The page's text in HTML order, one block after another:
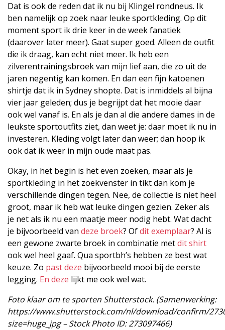
Dat is ook de reden dat ik nu bij Klingel rondneus. Ik
ben namelijk op zoek naar leuke sportkleding. Op dit
moment sport ik drie keer in de week fanatiek
(daarover later meer). Gaat super goed. Alleen de outfit
die ik draag, kan echt niet meer. Ik heb een
zilverentrainingsbroek van mijn lief aan, die zo uit de
jaren negentig kan komen. En dan een fijn katoenen
shirtje dat ik in Sydney shopte. Dat is inmiddels al bijna
vier jaar geleden; dus je begrijpt dat het mooie daar
ook wel vanaf is. En als je dan al die andere dames in de
leukste sportoutfits ziet, dan weet je: daar moet ik nu in
investeren. Kleding volgt later dan weer; dan hoop ik
ook dat ik weer in mijn oude maat pas.
Okay, in het begin is het even zoeken, maar als je
sportkleding in het zoekvenster in tikt dan kom je
verschillende dingen tegen. Nee, de collectie is niet heel
groot, maar ik heb wat leuke dingen gezien. Zeker als
je net als ik nu een maatje meer nodig hebt. Wat dacht
je bijvoorbeeld van deze broek? Ofdit exemplaar? Al is
een gewone zwarte broek in combinatie metdit shirt
ook wel heel gaaf. Qua sportbh’s hebben ze best wat
keuze. Zo past deze bijvoorbeeld mooi bij de eerste
legging. En deze lijkt me ook wel wat.
Foto klaar om te sporten Shutterstock. (Samenwerking:
https://www.shutterstock.com/nl/download/confirm/
size=huge_jpg – Stock Photo ID: 273097466)